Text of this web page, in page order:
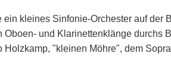
kleines Sinfonie-Orchester auf der
und Klarinettenklänge durchs
"kleinen Möhre", dem